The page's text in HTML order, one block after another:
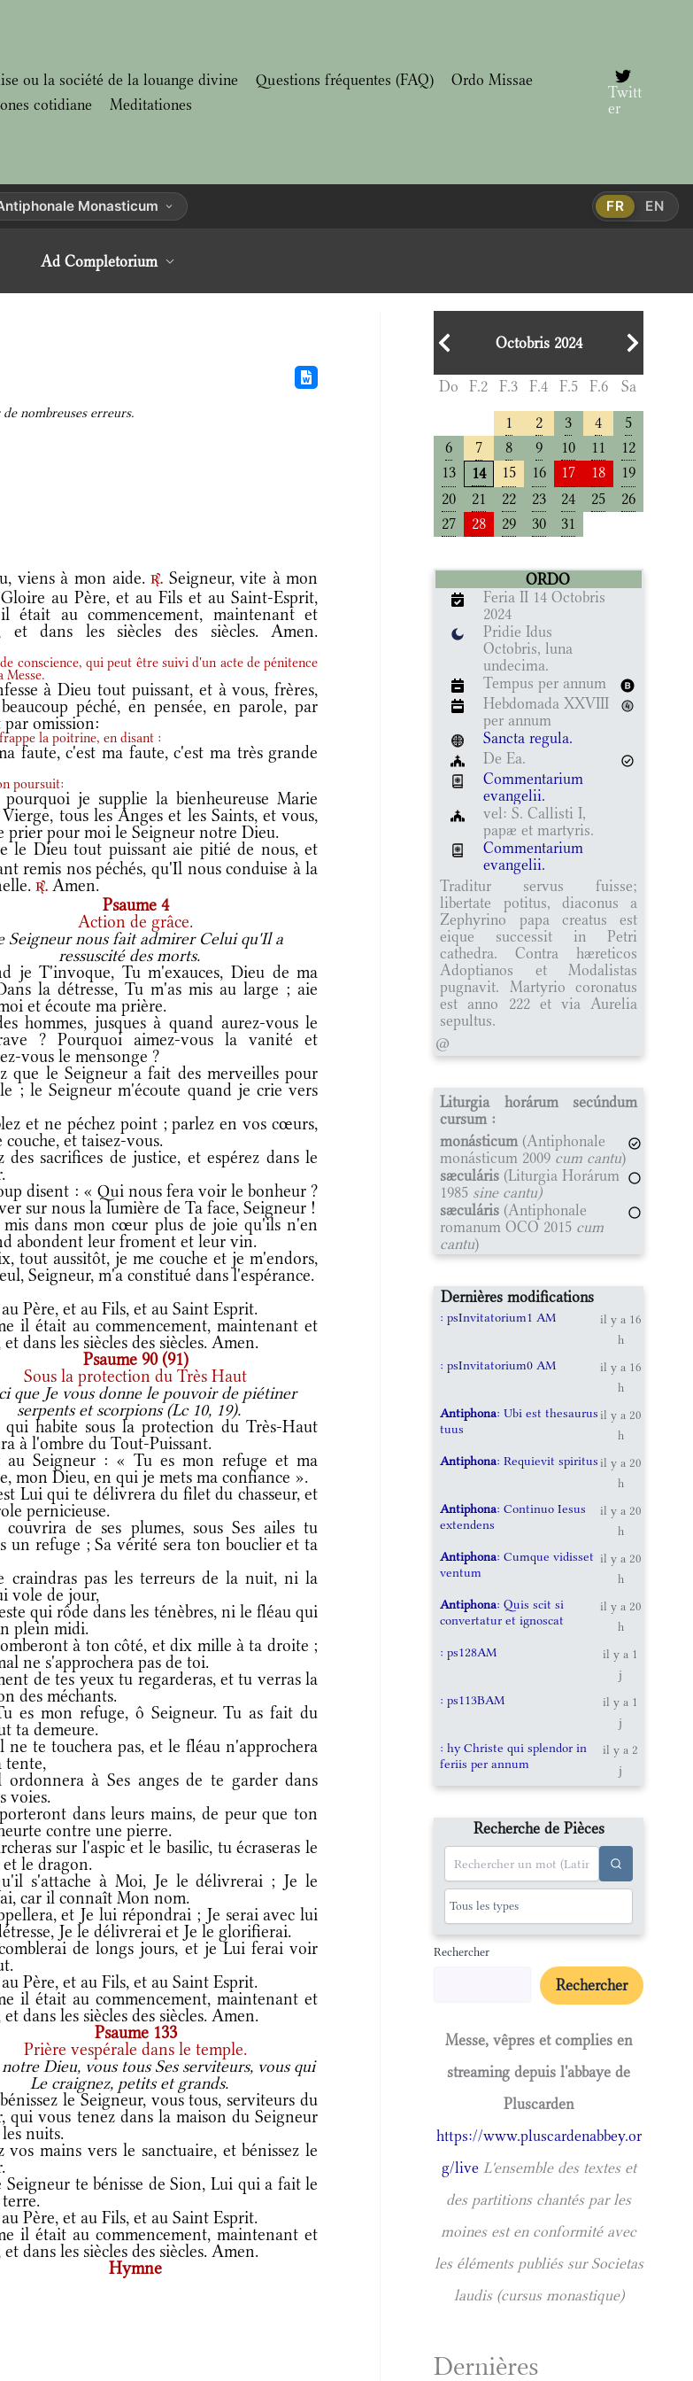
ou la société de la louange divine Questions fréquentes (FAQ)
Ordo Missae
cotidiane
Meditationes
Twitt
er
Monasticum FR EN
Ad Completorium
nombreuses erreurs.
viens à mon aide.r. Seigneur, vite à mon
Gloire au Père, et au Fils et au Saint-Esprit,
était au commencement, maintenant et
et dans les siècles des siècles. Amen.
conscience, qui peut être suivi d'un acte de pénitence
Messe.
à Dieu tout puissant, et à vous, frères,
péché, en pensée, en parole, par
omission:
la poitrine, en disant :
faute, c'est ma faute, c'est ma très grande
poursuit:
je supplie la bienheureuse Marie
tous les Anges et les Saints, et vous,
prier pour moi le Seigneur notre Dieu.
le Dieu tout puissant aie pitié de nous, et
remis nos péchés, qu'Il nous conduise à la
r. Amen.
Psaume 4
Action de grâce.
Seigneur nous fait admirer Celui qu'Il a
ressuscité des morts.
je T'invoque, Tu m'exauces, Dieu de ma
la détresse, Tu m'as mis au large ; aie
et écoute ma prière.
jusques à quand aurez-vous le
? Pourquoi aimez-vous la vanité et
vous le mensonge ?
que le Seigneur a fait des merveilles pour
; le Seigneur m'écoute quand je crie vers
et ne péchez point ; parlez en vos cœurs,
et taisez-vous.
sacrifices de justice, et espérez dans le
disent : « Qui nous fera voir le bonheur ?
sur nous la lumière de Ta face, Seigneur !
dans mon cœur plus de joie qu'ils n'en
abondent leur froment et leur vin.
tout aussitôt, je me couche et je m'endors,
Seigneur, m'a constitué dans l'espérance.
Père, et au Fils, et au Saint Esprit.
il était au commencement, maintenant et
dans les siècles des siècles. Amen.
Psaume 90 (91)
Sous la protection du Très Haut
que Je vous donne le pouvoir de piétiner
serpents et scorpions (Lc 10, 19).
habite sous la protection du Très-Haut
à l'ombre du Tout-Puissant.
Seigneur : « Tu es mon refuge et ma
mon Dieu, en qui je mets ma confiance ».
Lui qui te délivrera du filet du chasseur, et
pernicieuse.
de ses plumes, sous Ses ailes tu
un refuge ; Sa vérité sera ton bouclier et ta
pas les terreurs de la nuit, ni la
vole de jour,
qui rôde dans les ténèbres, ni le fléau qui
plein midi.
à ton côté, et dix mille à ta droite ;
ne s'approchera pas de toi.
de tes yeux tu regarderas, et tu verras la
des méchants.
es mon refuge, ô Seigneur. Tu as fait du
ta demeure.
te touchera pas, et le fléau n'approchera
tente,
à Ses anges de te garder dans
voies.
dans leurs mains, de peur que ton
contre une pierre.
sur l'aspic et le basilic, tu écraseras le
le dragon.
s'attache à Moi, Je le délivrerai ; Je le
car il connaît Mon nom.
et Je lui répondrai ; Je serai avec lui
Je le délivrerai et Je le glorifierai.
de longs jours, et je Lui ferai voir
Père, et au Fils, et au Saint Esprit.
il était au commencement, maintenant et
dans les siècles des siècles. Amen.
Psaume 133
Prière vespérale dans le temple.
Dieu, vous tous Ses serviteurs, vous qui
Le craignez, petits et grands.
le Seigneur, vous tous, serviteurs du
qui vous tenez dans la maison du Seigneur
nuits.
mains vers le sanctuaire, et bénissez le
te bénisse de Sion, Lui qui a fait le
Père, et au Fils, et au Saint Esprit.
il était au commencement, maintenant et
dans les siècles des siècles. Amen.
Hymne
Octobris 2024
Do F.2 F.3 F.4 F.5 F.6 Sa
1 2 3 4
5
6
7 8 9 10 11
12
13
14 15 16 17 18
19
20
21 22 23 24 25
26
27
28 29 30 31
ORDO
Feria II 14 Octobris
2024
Pridie Idus
Octobris, luna
undecima.
Tempus per annum
Hebdomada XXVIII
per annum
Sancta regula.
De Ea.
Commentarium
evangelii.
vel: S. Callisti I,
papæ et martyris.
Commentarium
evangelii.
Traditur servus fuisse;
libertate potitus, diaconus a
Zephyrino papa creatus est
eique successit in Petri
cathedra. Contra hæreticos
Adoptianos et Modalistas
pugnavit. Martyrio coronatus
est anno 222 et via Aurelia
sepultus.
@
Liturgia horárum secúndum
cursum :
monásticum (Antiphonale
monásticum 2009 cum cantu)
sæculáris (Liturgia Horárum
1985 sine cantu)
sæculáris (Antiphonale
romanum OCO 2015 cum
cantu)
Dernières modifications
: psInvitatorium1 AM
il y a 16
h
: psInvitatorium0 AM
il y a 16
h
Antiphona: Ubi est thesaurus
tuus
il y a 20
h
Antiphona: Requievit spiritus il y a 20
h
Antiphona: Continuo Iesus
extendens
il y a 20
h
Antiphona: Cumque vidisset
ventum
il y a 20
h
Antiphona: Quis scit si
convertatur et ignoscat
il y a 20
h
: ps128AM
il y a 1
j
: ps113BAM
il y a 1
j
: hy Christe qui splendor in
feriis per annum
il y a 2
j
Recherche de Pièces
Rechercher
Rechercher
Messe, vêpres et complies en
streaming depuis l'abbaye de
Pluscarden
https://www.pluscardenabbey.or
g/live L'ensemble des textes et
des partitions chantés par les
moines est en conformité avec
les éléments publiés sur Societas
laudis (cursus monastique)
Dernières